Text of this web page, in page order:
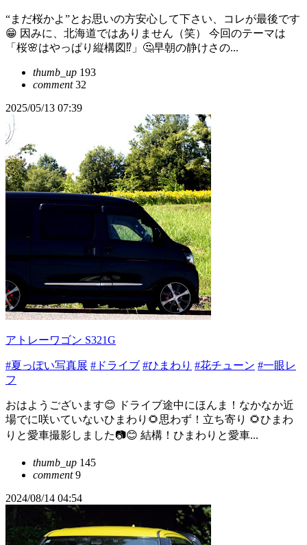
“まだ桜かよ”とお思いの方安心して下さい、コレが最後です
😁 因みに、北海道ではありません（笑） 今回のテーマは
「桜🌸はやっぱり縦構図⁉️」🤔早朝の静けさの...
thumb_up 193
comment32
2025/05/13 07:39
アトレーワゴン S321G
#夏っぽい写真展 #ドライブ #ひまわり #花チューン #一眼レ
フ
おはようございます😊 ドライブ途中にほんま！なかなか近
場でに咲いていないひまわり🌻思わず！立ち寄り 🌻ひまわ
りと愛車撮影しました📷😊 結構！ひまわりと愛車...
thumb_up 145
comment9
2024/08/14 04:54